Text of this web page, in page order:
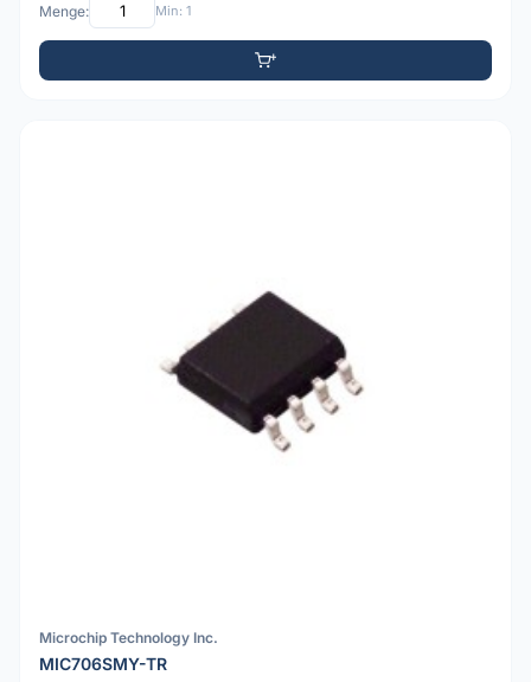
Menge: Min: 1
Microchip Technology Inc.
MIC706SMY-TR